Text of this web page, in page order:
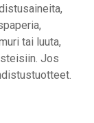
tai luuta,
Jos